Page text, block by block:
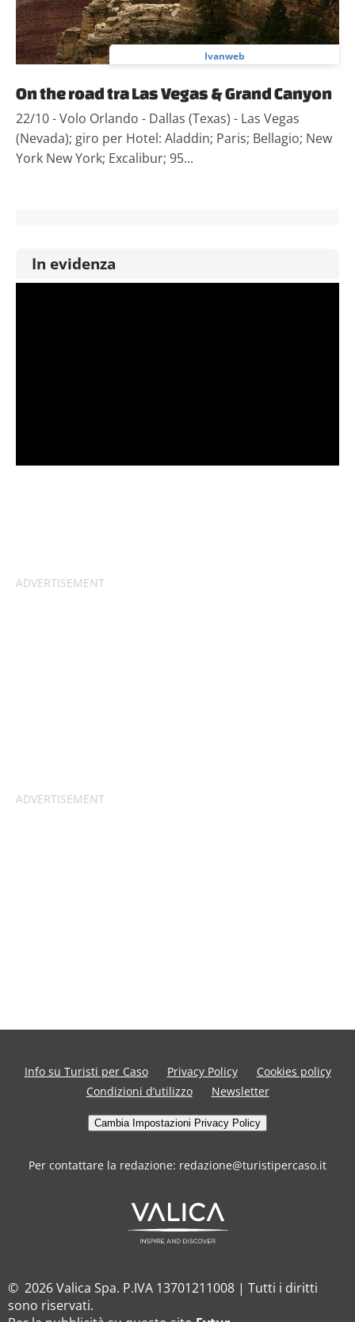
Ivanweb
On the road tra Las Vegas & Grand Canyon
22/10 - Volo Orlando - Dallas (Texas) - Las Vegas
(Nevada); giro per Hotel: Aladdin; Paris; Bellagio; New
York New York; Excalibur; 95...
In evidenza
Info su Turisti per Caso Privacy Policy
Cookies policy
Condizioni d’utilizzo
Newsletter
Cambia Impostazioni Privacy Policy
Per contattare la redazione: redazione@turistipercaso.it
© 2026 Valica Spa. P.IVA 13701211008 | Tutti i diritti
sono riservati.